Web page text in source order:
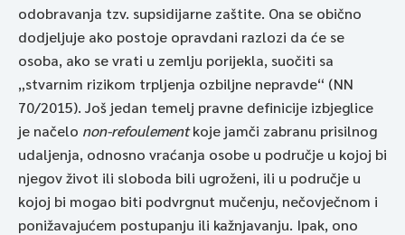
odobravanja tzv. supsidijarne zaštite. Ona se obično
dodjeljuje ako postoje opravdani razlozi da će se
osoba, ako se vrati u zemlju porijekla, suočiti sa
„stvarnim rizikom trpljenja ozbiljne nepravde“ (NN
70/2015). Još jedan temelj pravne definicije izbjeglice
je načelo non-refoulementkoje jamči zabranu prisilnog
udaljenja, odnosno vraćanja osobe u područje u kojoj bi
njegov život ili sloboda bili ugroženi, ili u područje u
kojoj bi mogao biti podvrgnut mučenju, nečovječnom i
ponižavajućem postupanju ili kažnjavanju. Ipak, ono